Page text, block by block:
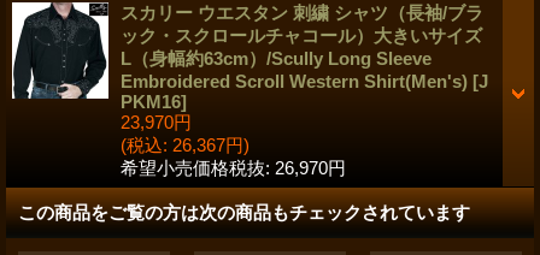
スカリー ウエスタン 刺繍 シャツ（長袖/ブラ
ック・スクロールチャコール）大きいサイズ
L（身幅約63cm）/Scully Long Sleeve
Embroidered Scroll Western Shirt(Men's) [J
PKM16]
23,970円
(税込: 26,367円)
希望小売価格税抜: 26,970円
この商品をご覧の方は次の商品もチェックされています